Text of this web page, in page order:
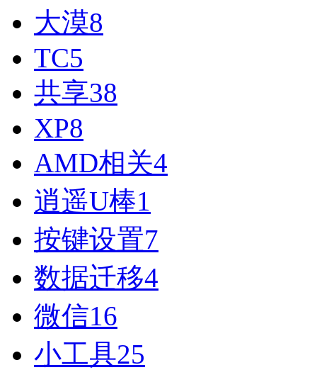
大漠8
TC5
共享38
XP8
AMD相关4
逍遥U棒1
按键设置7
数据迁移4
微信16
小工具25